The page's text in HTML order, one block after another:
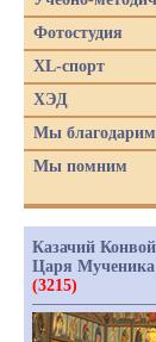
Фотостудия
XL-спорт
ХЭД
Мы
Мы помним
Казачий
Царя
(3215)